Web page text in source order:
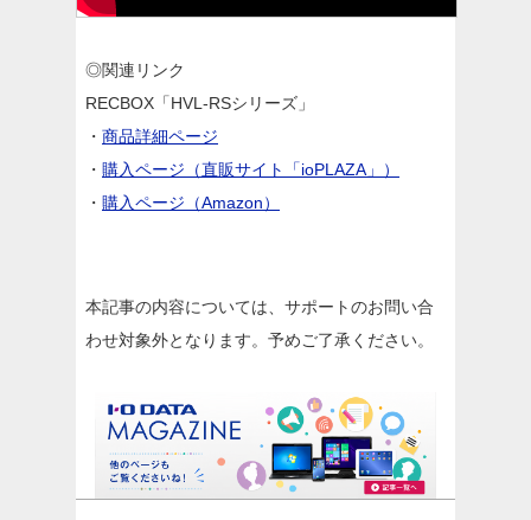
◎関連リンク
RECBOX「HVL-RSシリーズ」
・ 商品詳細ページ
・ 購入ページ（直販サイト「ioPLAZA」）
・ 購入ページ（Amazon）
本記事の内容については、サポートのお問い合
わせ対象外となります。予めご了承ください。